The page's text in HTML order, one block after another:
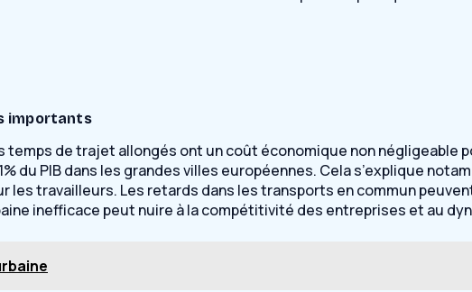
importants
de trajet allongés ont un coût économique non négligeable
du PIB dans les grandes villes européennes. Cela s’explique
travailleurs. Les retards dans les transports en commun
inefficace peut nuire à la compétitivité des entreprises et au